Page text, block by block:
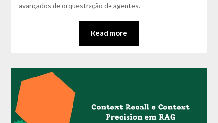
avançados de orquestração de agentes.
Read more